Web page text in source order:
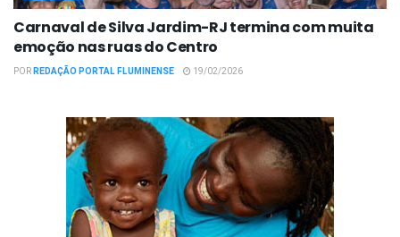
Carnaval de Silva Jardim-RJ termina com muita
emoção nas ruas do Centro
PORREDAÇÃO PORTAL FLUMINENSE 19/02/2026